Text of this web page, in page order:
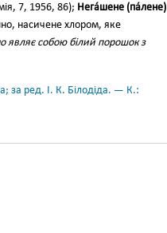
7, 1956, 86); Нега́шене (па́лене)
насичене хлором, яке
являє собою білий порошок з
за ред. І. К. Білодіда. — К.: